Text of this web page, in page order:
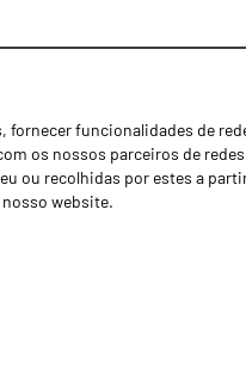
funcionalidades de
os nossos parceiros de
ou recolhidas por estes a
website.